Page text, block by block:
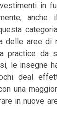
in
anche
delle aree di
practice da
le insegne
deal
una
in nuove